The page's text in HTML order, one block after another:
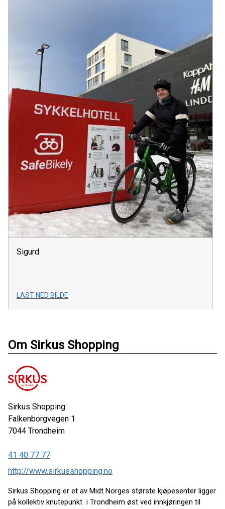
Sigurd
LAST NED BILDE
Om Sirkus Shopping
Sirkus Shopping
Falkenborgvegen 1
7044 Trondheim
41 40 77 77
http://www.sirkusshopping.no
Sirkus Shopping er et av Midt Norges største kjøpesenter ligger
på kollektiv knutepunkt i Trondheim øst ved innkjøringen til